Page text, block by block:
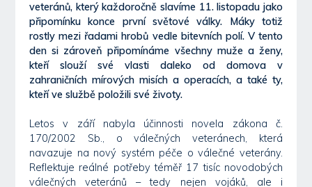
veteránů, který každoročně slavíme 11. listopadu jako
připomínku konce první světové války. Máky totiž
rostly mezi řadami hrobů vedle bitevních polí. V tento
den si zároveň připomínáme všechny muže a ženy,
kteří slouží své vlasti daleko od domova v
zahraničních mírových misích a operacích, a také ty,
kteří ve službě položili své životy.
Letos v září nabyla účinnosti novela zákona č.
170/2002 Sb., o válečných veteránech, která
navazuje na nový systém péče o válečné veterány.
Reflektuje reálné potřeby téměř 17 tisíc novodobých
válečných veteránů – tedy nejen vojáků, ale i